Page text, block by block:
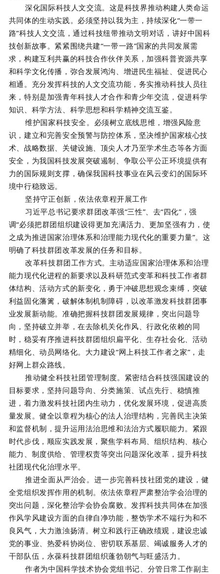
深化国际科技人文交流。这是科技界推动构建人类命运
共同体的生动实践。必须坚持以我为主，持续深化“一带一
路”科技人文交流，通过科技纽带推动文明对话，讲好中国科
技创新故事。紧紧围绕共建“一带一路”国家的共同发展需
求，构建互利共赢的科技合作伙伴关系，加强科普资源共享
和科学文化传播，弥合发展鸿沟、增进民生福祉、促进民心
相通。充分发挥科技的人文交流功能，务实推动科技人员往
来，特别是加强青年科技人才合作和青少年交流，促进科学
知识、科学方法、科学思想和科学精神交流互鉴。
维护国家科技安全。必须树立底线思维，增强风险意
识，建立和完善安全预警与防控体系，坚决维护国家核心技
术、战略数据、关键设施、顶尖人才乃至学术生态等各方面
安全，为我国科技发展突破遏制、争取公平公正环境提供有
力的国际规则支撑，确保我国科技事业在风云变幻的国际环
境中行稳致远。
坚持守正创新，依法依章程开展工作
习近平总书记要求群团改革强“三性”、去“四化”，强
调“必须把群团组织建设得更加充满活力、更加坚强有力，使
之成为推进国家治理体系和治理能力现代化的重要力量”。这
明确了科技群团改革发展的任务和目标。
改革科技群团工作方式。主动适应国家治理体系和治理
能力现代化进程的新要求以及科研范式变革和科技工作者群
体结构、活动方式的新变化，勇于冲破思想观念束缚，突破
利益固化藩篱，破解体制机制障碍，以改革激发科技群团事
业发展新动能。准确把握科技群团发展规律，突出问题导
向，坚持破立并举，在去除机关化作风、行政化依赖的同
时，稳妥有序推进科技群团组织扁平化、生存社会化、活动
精细化、动员网络化。大力建设“网上科技工作者之家”，走
好网上群众路线。
推动健全科技社团管理制度。紧密结合科技强国建设的
目标要求，坚持问题导向、分类施策、试点先行、稳慎推
进，着力激发科技社团内生动力，优化发展环境，促进高质
量发展。健全以章程为核心的法人治理结构，完善民主决策
和监督机制，提升运用法治思维和法治方式履职能力。紧跟
时代步伐，顺应实践发展，聚焦学科布局、组织结构、核心
能力、制度供给、管理权责等突出问题深化改革，提升科技
社团现代化治理水平。
推进全面从严治会。进一步完善科技社团党的建设，健
全党组织发挥作用的机制。依法依章程严肃整治学会治理的
突出问题，深化整治学会协会腐败。发挥科技共同体在加强
作风学风建设方面的自律自净功能，整饬学术不端行为和不
良风气，大力激浊扬清。树立和践行正确政绩观，建设忠诚
党的事业、热爱科协岗位、密切联系基层、竭诚服务人才的
干部队伍，永葆科技群团组织蓬勃朝气与旺盛活力。
作者为中国科学技术协会党组书记、分管日常工作副主